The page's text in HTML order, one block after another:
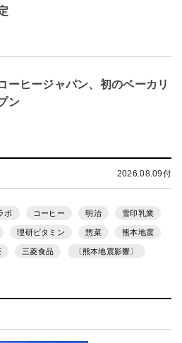
ーヒージャパン、初のベーカリ
ン
2026.08.09付
ボ コーヒー 明治 雪印乳業
理研ビタミン 惣菜 熊本地震
三菱食品 〔熊本地震影響〕